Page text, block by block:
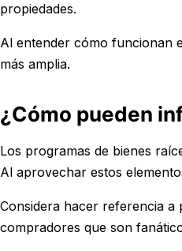
propiedades.
Al entender cómo funcionan
más amplia.
¿Cómo pueden
Los programas de bienes
Al aprovechar estos
Considera hacer referencia a
compradores que son